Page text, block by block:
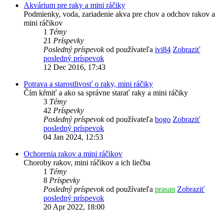
Akvárium pre raky a mini ráčiky
Podmienky, voda, zariadenie akva pre chov a odchov rakov a
mini ráčikov
1 Témy
21 Príspevky
Posledný príspevokod používateľa ivi84 Zobraziť
posledný príspevok
12 Dec 2016, 17:43
Potrava a starostlivosť o raky, mini ráčiky
Čím kŕmiť a ako sa správne starať raky a mini ráčiky
3 Témy
42 Príspevky
Posledný príspevokod používateľa bogo Zobraziť
posledný príspevok
04 Jan 2024, 12:53
Ochorenia rakov a mini ráčikov
Choroby rakov, mini ráčikov a ich liečba
1 Témy
8 Príspevky
Posledný príspevokod používateľa prasan Zobraziť
posledný príspevok
20 Apr 2022, 18:00